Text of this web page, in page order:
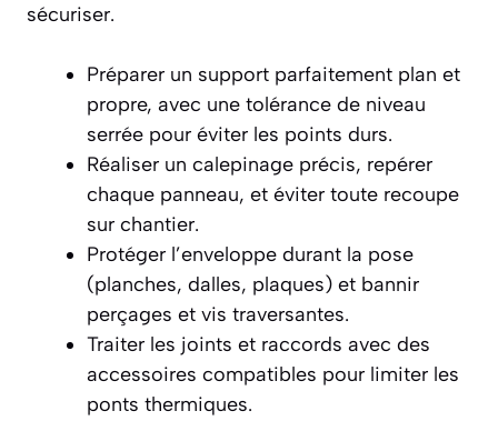
sécuriser.
Préparer un support parfaitement plan et
propre, avec une tolérance de niveau
serrée pour éviter les points durs.
Réaliser un calepinage précis, repérer
chaque panneau, et éviter toute recoupe
sur chantier.
Protéger l’enveloppe durant la pose
(planches, dalles, plaques) et bannir
perçages et vis traversantes.
Traiter les joints et raccords avec des
accessoires compatibles pour limiter les
ponts thermiques.